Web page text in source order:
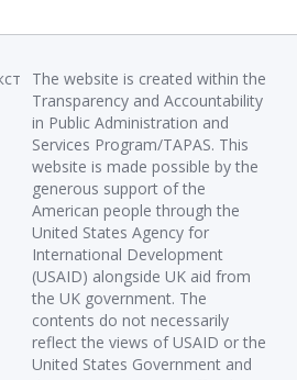
The website is created within the
Transparency and Accountability
in Public Administration and
Services Program/TAPAS. This
website is made possible by the
generous support of the
American people through the
United States Agency for
International Development
(USAID) alongside UK aid from
the UK government. The
contents do not necessarily
reflect the views of USAID or the
United States Government and